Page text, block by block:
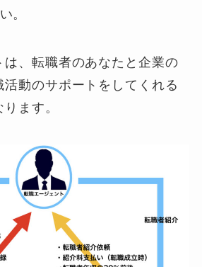
。
は、転職者のあなたと企業の
活動のサポートをしてくれる
ます。